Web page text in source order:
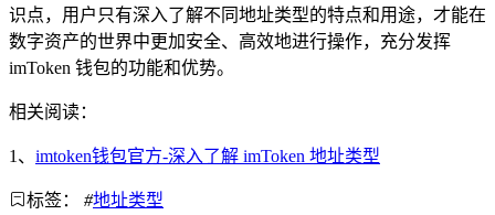
识点，用户只有深入了解不同地址类型的特点和用途，才能在
数字资产的世界中更加安全、高效地进行操作，充分发挥
imToken 钱包的功能和优势。
相关阅读：
1、 imtoken钱包官方-深入了解 imToken 地址类型
标签： #地址类型